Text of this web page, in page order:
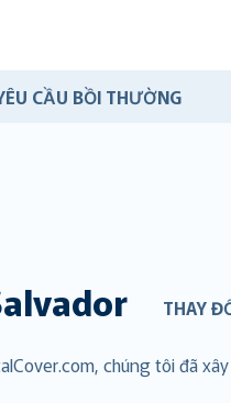
CẦU BỒI THƯỜNG
THAY
chúng tôi đã